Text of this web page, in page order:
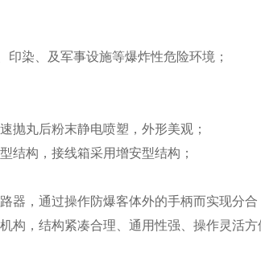
染、及军事设施等爆炸性危险环境；
抛丸后粉末静电喷塑，外形美观；
结构，接线箱采用增安型结构；
器，通过操作防爆客体外的手柄而实现分合
构，结构紧凑合理、通用性强、操作灵活方